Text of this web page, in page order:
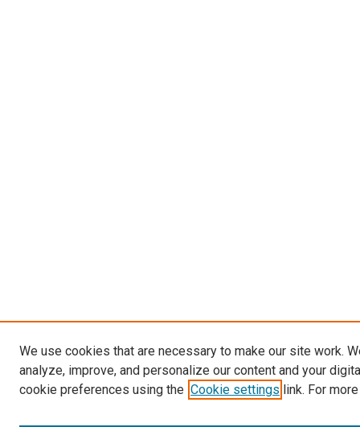
We use cookies that are necessary to make our site work.
analyze, improve, and personalize our content and your
cookie preferences using the Cookie settings link. For